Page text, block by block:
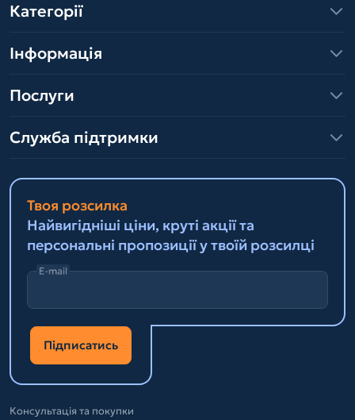
Категорії
Інформація
Послуги
Служба підтримки
Твоя розсилка
Найвигідніші ціни, круті акції та
персональні пропозиції у твоїй розсилці
E-mail
Підписатись
Консультація та покупки